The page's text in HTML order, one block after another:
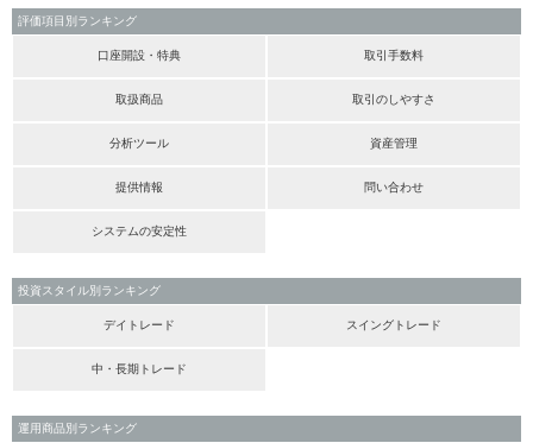
評価項目別ランキング
口座開設・特典 取引手数料
取扱商品 取引のしやすさ
分析ツール 資産管理
提供情報 問い合わせ
システムの安定性
投資スタイル別ランキング
デイトレード スイングトレード
中・長期トレード
運用商品別ランキング